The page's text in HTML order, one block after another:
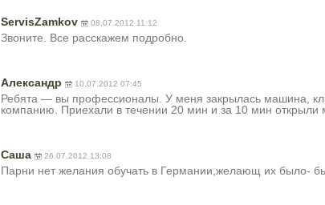
ServisZamkov 08.07.2012 11:12
Звоните. Все расскажем подробно.
Александр 10.07.2012 07:45
Ребята — вы профессионалы. У меня закрылась машина,
компанию. Приехали в течении 20 мин и за 10 мин открыли
Саша 26.07.2012 13:08
Парни нет желания обучать в Германии,желающ их было-